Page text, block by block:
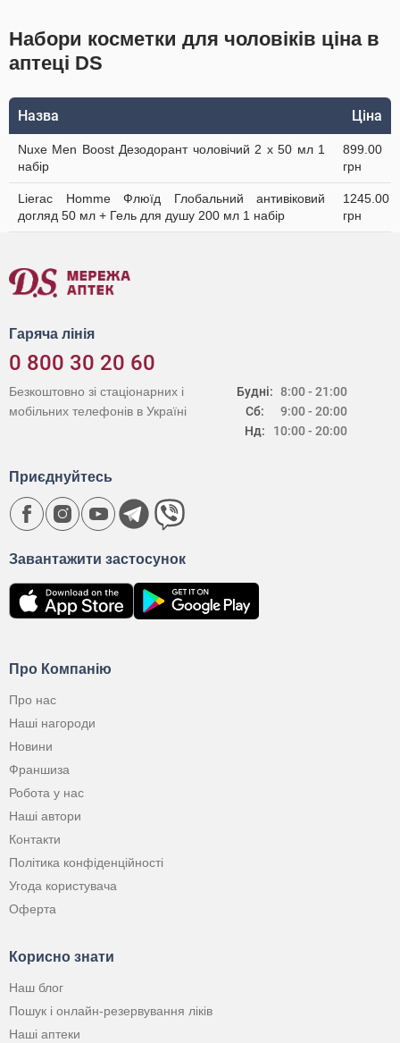
Набори косметки для чоловіків ціна в
аптеці DS
Назва Ціна
Nuxe Men Boost Дезодорант чоловічий 2 х 50 мл 1
набір
899.00
грн
Lierac Homme Флюїд Глобальний антивіковий
догляд 50 мл + Гель для душу 200 мл 1 набір
1245.00
грн
Гаряча лінія
0 800 30 20 60
Будні:
Сб:
Нд:
8:00 - 21:00
9:00 - 20:00
10:00 - 20:00
Безкоштовно зі стаціонарних і
мобільних телефонів в Україні
Про Компанію
Про нас
Наші нагороди
Новини
Франшиза
Робота у нас
Наші автори
Контакти
Політика конфіденційності
Угода користувача
Оферта
Корисно знати
Наш блог
Пошук і онлайн-резервування ліків
Наші аптеки
Завантажити застосунок
Приєднуйтесь